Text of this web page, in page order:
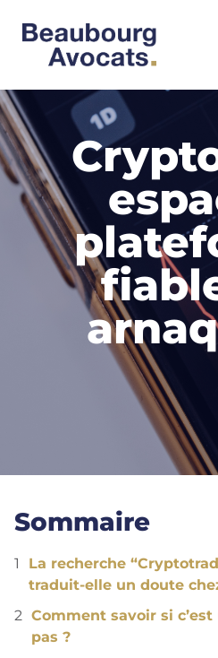
Sommaire
La recherche
traduit-elle un doute
Comment savoir si
pas ?